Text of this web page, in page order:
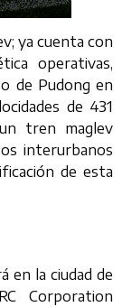
ya cuenta con
operativas,
de Pudong en
de 431
tren maglev
interurbanos
de esta
en la ciudad de
Corporation